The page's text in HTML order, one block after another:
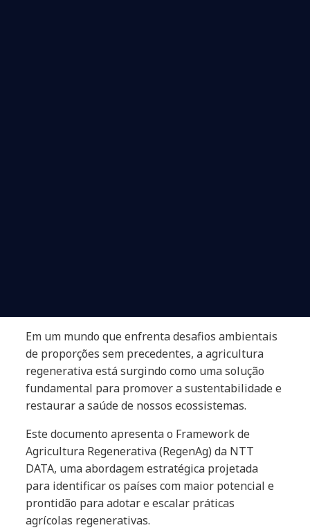
Em um mundo que enfrenta desafios ambientais
de proporções sem precedentes, a agricultura
regenerativa está surgindo como uma solução
fundamental para promover a sustentabilidade e
restaurar a saúde de nossos ecossistemas.
Este documento apresenta o Framework de
Agricultura Regenerativa (RegenAg) da NTT
DATA, uma abordagem estratégica projetada
para identificar os países com maior potencial e
prontidão para adotar e escalar práticas
agrícolas regenerativas.